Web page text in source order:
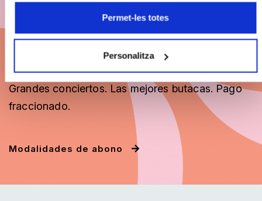
Permet-les totes
Personalitza
Abónate a BCN
Clàssics 26/27
Descuentosen el precio de les entradas.
Grandes conciertos. Las mejores butacas. Pago
fraccionado.
Modalidades de abono